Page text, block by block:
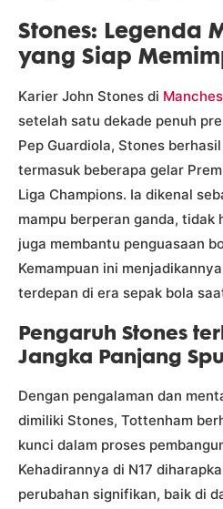
Stones: Legenda
yang Siap
Karier John Stones di
setelah satu dekade penuh
Pep Guardiola, Stones
termasuk beberapa gelar
Liga Champions. Ia dikenal
mampu berperan ganda,
juga membantu penguasaan
Kemampuan ini
terdepan di era sepak bola
Pengaruh Stones
Jangka Panjang
Dengan pengalaman dan
dimiliki Stones, Tottenham
kunci dalam proses
Kehadirannya di N17
perubahan signifikan, baik di